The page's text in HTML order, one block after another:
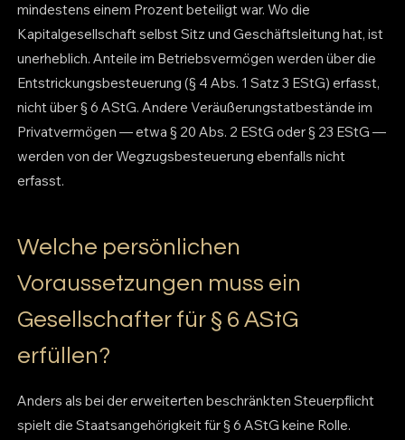
mindestens einem Prozent beteiligt war. Wo die
Kapitalgesellschaft selbst Sitz und Geschäftsleitung hat, ist
unerheblich. Anteile im Betriebsvermögen werden über die
Entstrickungsbesteuerung (§ 4 Abs. 1 Satz 3 EStG) erfasst,
nicht über § 6 AStG. Andere Veräußerungstatbestände im
Privatvermögen — etwa § 20 Abs. 2 EStG oder § 23 EStG —
werden von der Wegzugsbesteuerung ebenfalls nicht
erfasst.
Welche persönlichen
Voraussetzungen muss ein
Gesellschafter für § 6 AStG
erfüllen?
Anders als bei der erweiterten beschränkten Steuerpflicht
spielt die Staatsangehörigkeit für § 6 AStG keine Rolle.